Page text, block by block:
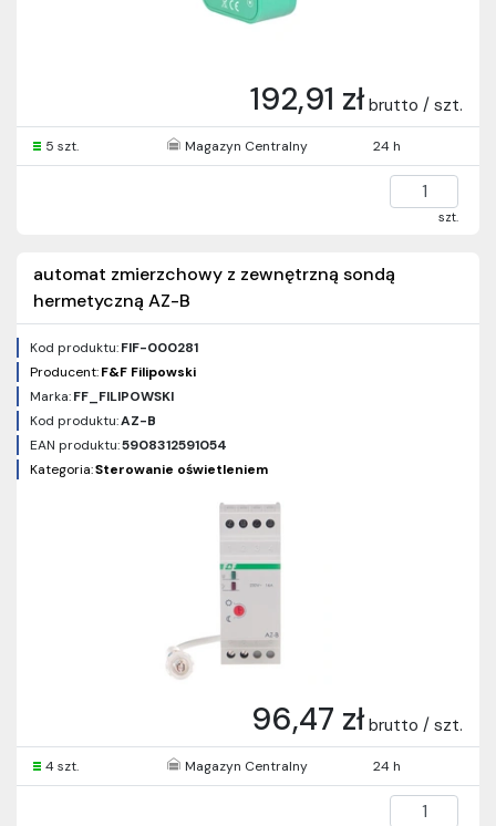
192,91 zł brutto / szt.
5 szt. Magazyn Centralny 24 h
szt.
automat zmierzchowy z zewnętrzną sondą
hermetyczną AZ-B
Kod produktu:FIF-000281
Producent:F&F Filipowski
Marka:FF_FILIPOWSKI
Kod produktu:AZ-B
EAN produktu:5908312591054
Kategoria:Sterowanie oświetleniem
96,47 zł brutto / szt.
4 szt. Magazyn Centralny 24 h